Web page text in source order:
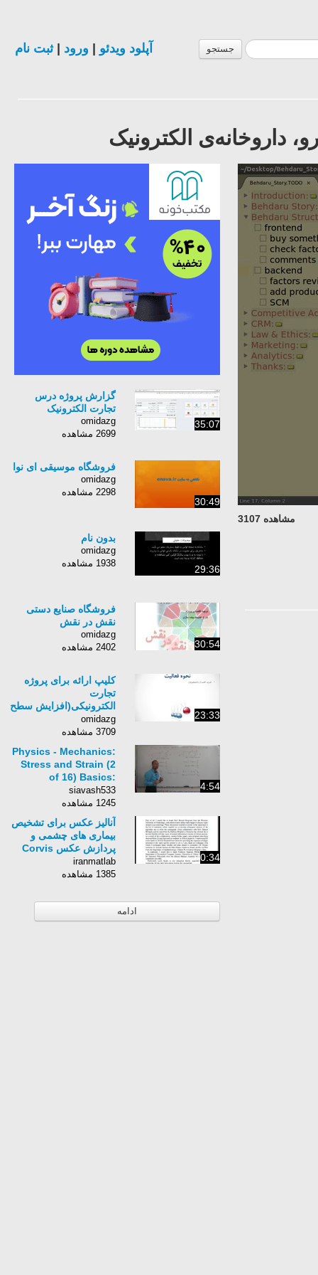
جستجو آپلود ویدئو ورود |ثبت نام
داروخانه‌ی الکترونیک
مشاهده 3107
35:07
گزارش پروژه درس
تجارت الکترونیک
omidazg
2699 مشاهده
30:49
فروشگاه موسیقی ای نوا
omidazg
2298 مشاهده
29:36
بدون نام
omidazg
1938 مشاهده
30:54
فروشگاه صنایع دستی
نقش در نقش
omidazg
2402 مشاهده
23:33
کلیپ ارائه برای پروژه
تجارت
الکترونیکی(افزایش سطح
دانش عمومی)
omidazg
3709 مشاهده
4:54
Physics - Mechanics:
Stress and Strain (2
of 16) Basics:
Compression and
Tensile
siavash533
1245 مشاهده
0:34
آنالیز عکس برای تشخیص
بیماری های چشمی و
پردازش عکس Corvis
ST با استفاده از
MATLAB
iranmatlab
1385 مشاهده
ادامه